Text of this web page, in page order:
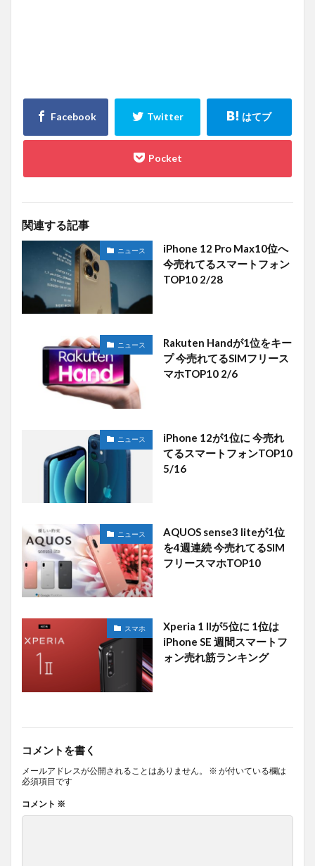
関連する記事
ニュース
iPhone 12 Pro Max10位へ
今売れてるスマートフォン
TOP10 2/28
ニュース
Rakuten Handが1位をキー
プ 今売れてるSIMフリース
マホTOP10 2/6
ニュース
iPhone 12が1位に 今売れ
てるスマートフォンTOP10
5/16
ニュース
AQUOS sense3 liteが1位
を4週連続 今売れてるSIM
フリースマホTOP10
スマホ
Xperia 1 IIが5位に 1位は
iPhone SE 週間スマートフ
ォン売れ筋ランキング
コメントを書く
メールアドレスが公開されることはありません。 ※ が付いている欄は
必須項目です
コメント ※